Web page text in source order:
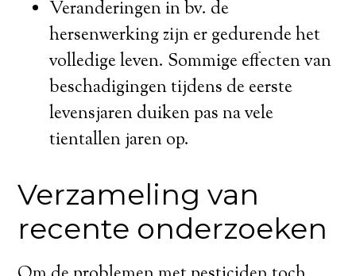
Veranderingen in bv. de
hersenwerking zijn er gedurende het
volledige leven. Sommige effecten van
beschadigingen tijdens de eerste
levensjaren duiken pas na vele
tientallen jaren op.
Verzameling van
recente onderzoeken